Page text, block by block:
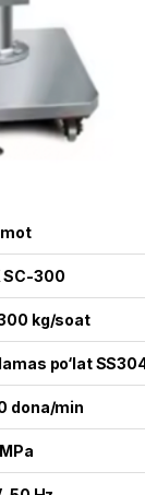
SC-300
kg/soat
po‘lat
dona/min